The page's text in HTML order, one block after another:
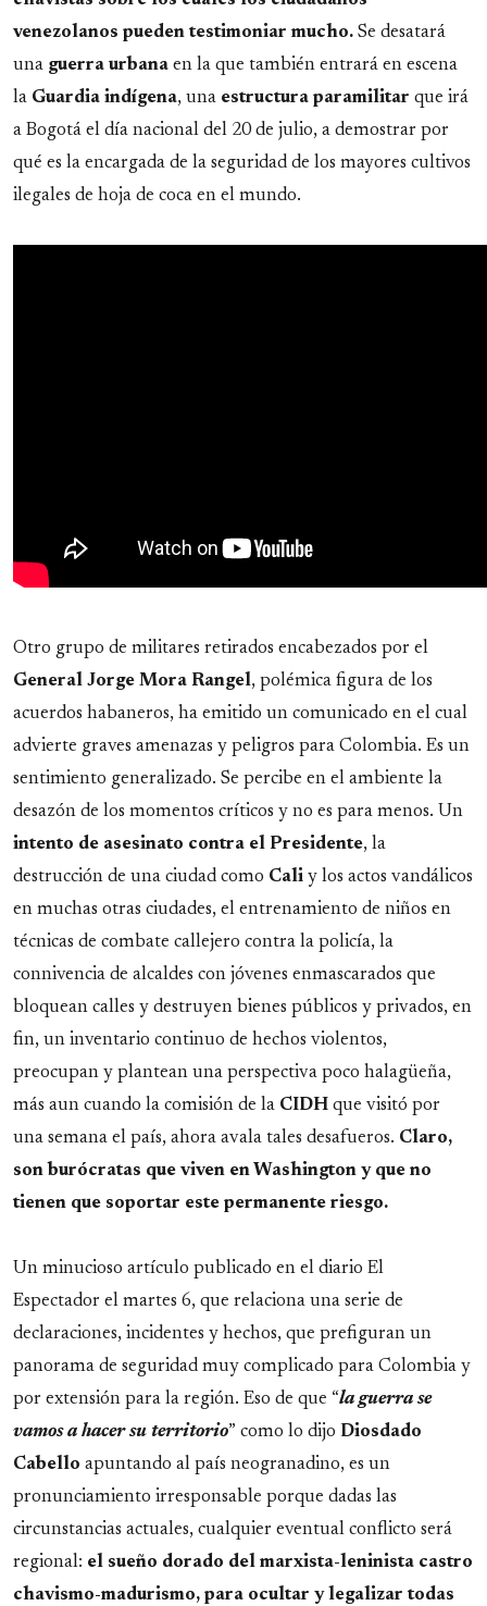
venezolanos pueden testimoniar mucho. Se desatará
una guerra urbana en la que también entrará en escena
la Guardia indígena, una estructura paramilitar que irá
a Bogotá el día nacional del 20 de julio, a demostrar por
qué es la encargada de la seguridad de los mayores cultivos
ilegales de hoja de coca en el mundo.
Otro grupo de militares retirados encabezados por el
General Jorge Mora Rangel, polémica figura de los
acuerdos habaneros, ha emitido un comunicado en el cual
advierte graves amenazas y peligros para Colombia. Es un
sentimiento generalizado. Se percibe en el ambiente la
desazón de los momentos críticos y no es para menos. Un
intento de asesinato contra el Presidente, la
destrucción de una ciudad como Cali y los actos vandálicos
en muchas otras ciudades, el entrenamiento de niños en
técnicas de combate callejero contra la policía, la
connivencia de alcaldes con jóvenes enmascarados que
bloquean calles y destruyen bienes públicos y privados, en
fin, un inventario continuo de hechos violentos,
preocupan y plantean una perspectiva poco halagüeña,
más aun cuando la comisión de la CIDH que visitó por
una semana el país, ahora avala tales desafueros. Claro,
son burócratas que viven en Washington y que no
tienen que soportar este permanente riesgo.
Un minucioso artículo publicado en el diario El
Espectador el martes 6, que relaciona una serie de
declaraciones, incidentes y hechos, que prefiguran un
panorama de seguridad muy complicado para Colombia y
por extensión para la región. Eso de que “la guerra se
vamos a hacer su territorio” como lo dijo Diosdado
Cabello apuntando al país neogranadino, es un
pronunciamiento irresponsable porque dadas las
circunstancias actuales, cualquier eventual conflicto será
regional: el sueño dorado del marxista-leninista castro
chavismo-madurismo, para ocultar y legalizar todas